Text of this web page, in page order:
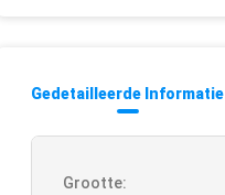
Gedetailleerde Informatie
Grootte: